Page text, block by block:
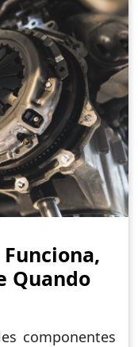
Quando
componentes